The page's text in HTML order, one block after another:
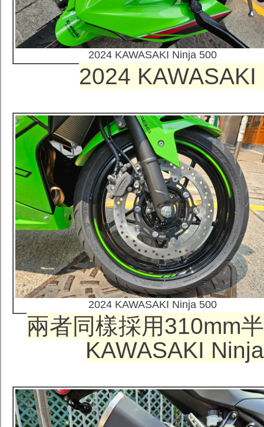
2024 KAWASAKI Ninja 500
2024
2024 KAWASAKI Ninja 500
兩者同樣採用310mm
KAWASAKI